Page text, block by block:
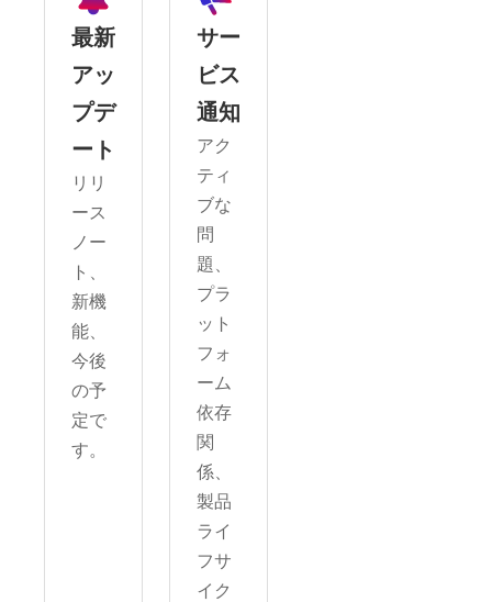
最新
アッ
プデ
ート
リリ
ース
ノー
ト、
新機
能、
今後
の予
定で
す。
サー
ビス
通知
アク
ティ
ブな
問
題、
プラ
ット
フォ
ーム
依存
関
係、
製品
ライ
フサ
イク